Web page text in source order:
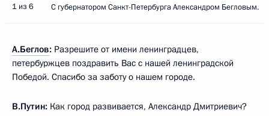
1 из 6 C губернатором Санкт-Петербурга Александром Бегловым.
А.Беглов: Разрешите от имени ленинградцев,
петербуржцев поздравить Вас с нашей ленинградской
Победой. Спасибо за заботу о нашем городе.
В.Путин: Как город развивается, Александр Дмитриевич?